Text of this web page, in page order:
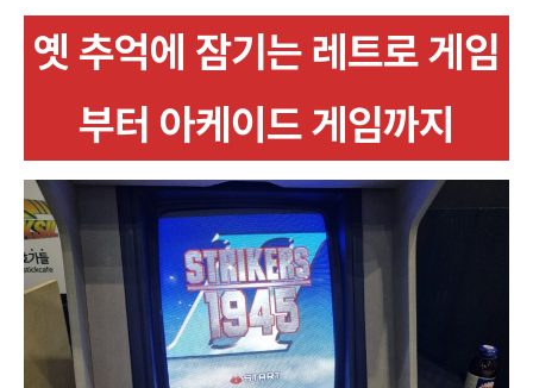
옛 추억에 잠기는 레트로 게임
부터 아케이드 게임까지